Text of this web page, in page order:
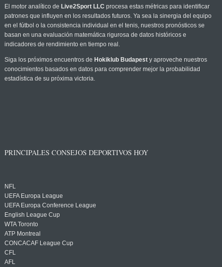
El motor analítico de Live2Sport LLC procesa estas métricas para identificar
patrones que influyen en los resultados futuros. Ya sea la sinergia del equipo
en el fútbol o la consistencia individual en el tenis, nuestros pronósticos se
basan en una evaluación matemática rigurosa de datos históricos e
indicadores de rendimiento en tiempo real.
Siga los próximos encuentros de Hokiklub Budapesty aproveche nuestros
conocimientos basados en datos para comprender mejor la probabilidad
estadística de su próxima victoria.
PRINCIPALES CONSEJOS DEPORTIVOS HOY
NFL
UEFA Europa League
UEFA Europa Conference League
English League Cup
WTA Toronto
ATP Montreal
CONCACAF League Cup
CFL
AFL